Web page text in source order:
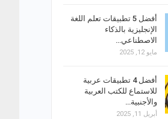
أفضل 5 تطبيقات تعلم اللغة
الإنجليزية بالذكاء
الاصطناعي…
مايو 12, 2025
أفضل 4 تطبيقات عربية
للاستماع للكتب العربية
والأجنبية…
أبريل 11, 2025